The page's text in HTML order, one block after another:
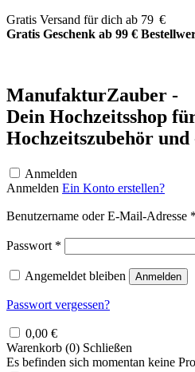
Zum
Inhalt
Gratis Versand für dich ab 79 €
Gratis Geschenk ab 99 €
ManufakturZauber -
Dein Hochzeitsshop
Hochzeitszubehör und
Anmelden
Anmelden Ein Konto erstellen?
Benutzername oder E-Mail-Adresse *
Passwort *
Angemeldet bleiben Anmelden
Passwort vergessen?
0,00 €
Warenkorb (0) Schließen
Es befinden sich momentan keine